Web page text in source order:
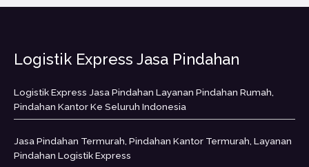
Logistik Express Jasa Pindahan
Logistik Express Jasa Pindahan Layanan Pindahan Rumah,
Pindahan Kantor Ke Seluruh Indonesia
Jasa Pindahan Termurah, Pindahan Kantor Termurah, Layanan
Pindahan Logistik Express